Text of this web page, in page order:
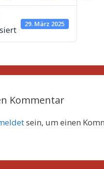
29. März 2025
Kommentar
sein, um einen